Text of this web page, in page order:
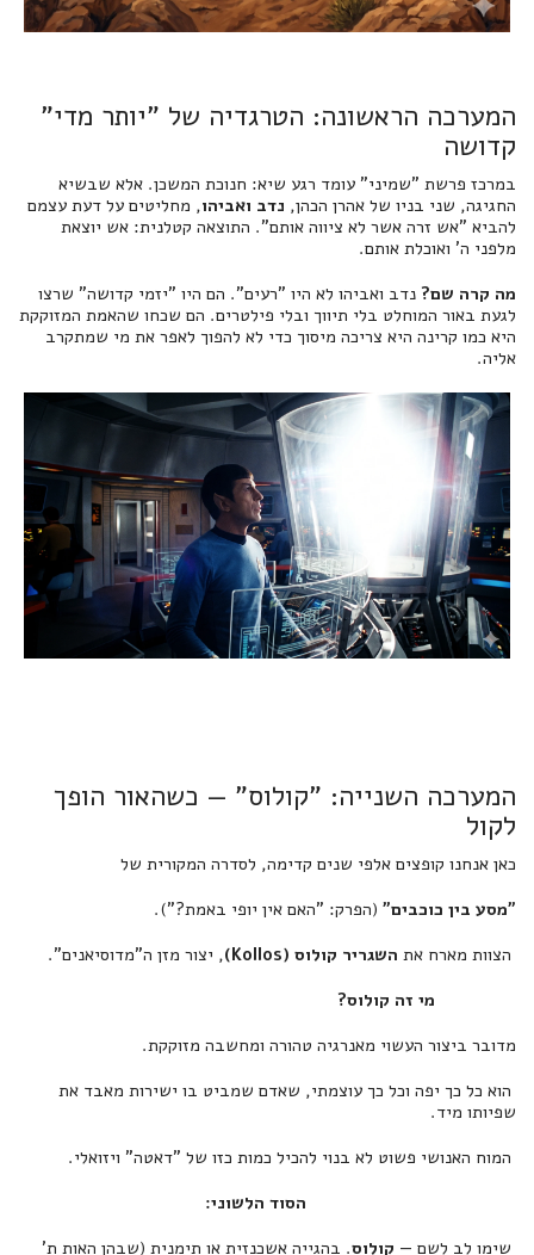
המערכה הראשונה: הטרגדיה של "יותר מדי"
קדושה
במרכז פרשת "שמיני" עומד רגע שיא: חנוכת המשכן. אלא שבשיא
החגיגה, שני בניו של אהרן הכהן, נדב ואביהו, מחליטים על דעת עצמם
להביא "אש זרה אשר לא ציווה אותם". התוצאה קטלנית: אש יוצאת
מלפני ה' ואוכלת אותם.
מה קרה שם? נדב ואביהו לא היו "רעים". הם היו "יזמי קדושה" שרצו
לגעת באור המוחלט בלי תיווך ובלי פילטרים. הם שכחו שהאמת המזוקקת
היא כמו קרינה היא צריכה מיסוך כדי לא להפוך לאפר את מי שמתקרב
אליה.
המערכה השנייה: "קולוס" — כשהאור הופך
לקול
כאן אנחנו קופצים אלפי שנים קדימה, לסדרה המקורית של
"מסע בין כוכבים" (הפרק: "האם אין יופי באמת?").
הצוות מארח את השגריר קולוס (Kollos)
, יצור מזן ה"מדוסיאנים".
מי זה קולוס?
מדובר ביצור העשוי מאנרגיה טהורה ומחשבה מזוקקת.
הוא כל כך יפה וכל כך עוצמתי, שאדם שמביט בו ישירות מאבד את
שפיותו מיד.
המוח האנושי פשוט לא בנוי להכיל כמות כזו של "דאטה" ויזואלי.
הסוד הלשוני:
שימו לב לשם — קולוס. בהגייה אשכנזית או תימנית (שבהן האות ת'